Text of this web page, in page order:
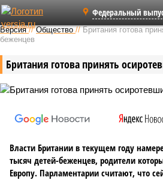
Федеральный
Версия //Общество //Британия готова
беженцев
Британия готова принять
Власти Британии в текущем году
тысяч детей-беженцев, родители
Европу. Парламентарии считают, что